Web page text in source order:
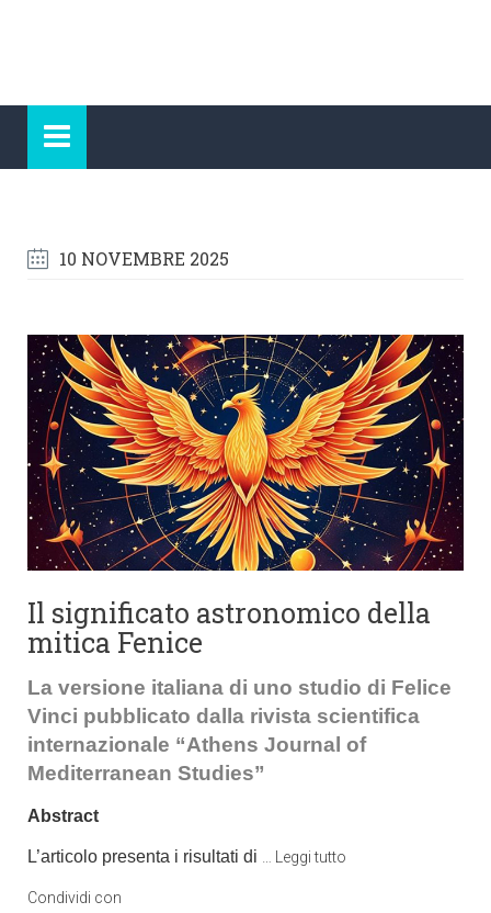
10 NOVEMBRE 2025
Il significato astronomico della
mitica Fenice
La versione italiana di uno studio di Felice
Vinci pubblicato dalla rivista scientifica
internazionale “Athens Journal of
Mediterranean Studies”
Abstract
L’articolo presenta i risultati di Leggi tutto
Condividi con